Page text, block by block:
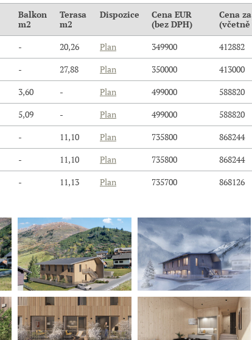
Balkon
m2
Terasa
m2
Dispozice
Cena EUR
(bez DPH)
Cena za druhý domov
(včetně
- 20,26 Plan 349900 412882
- 27,88 Plan 350000 413000
3,60 - Plan 499000 588820
5,09 - Plan 499000 588820
- 11,10 Plan 735800 868244
- 11,10 Plan 735800 868244
- 11,13 Plan 735700 868126